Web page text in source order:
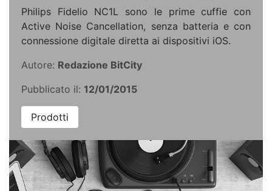
Philips Fidelio NC1L sono le prime cuffie con
Active Noise Cancellation, senza batteria e con
connessione digitale diretta ai dispositivi iOS.
Autore: Redazione BitCity
Pubblicato il: 12/01/2015
Prodotti